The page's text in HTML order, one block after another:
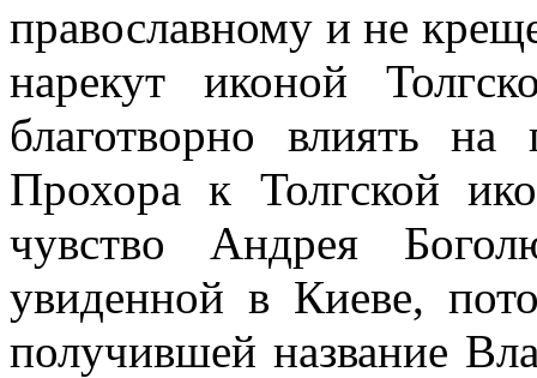
православному и не
нарекут иконой
благотворно влиять
Прохора к Толгской
чувство Андрея
увиденной в Киеве,
получившей название